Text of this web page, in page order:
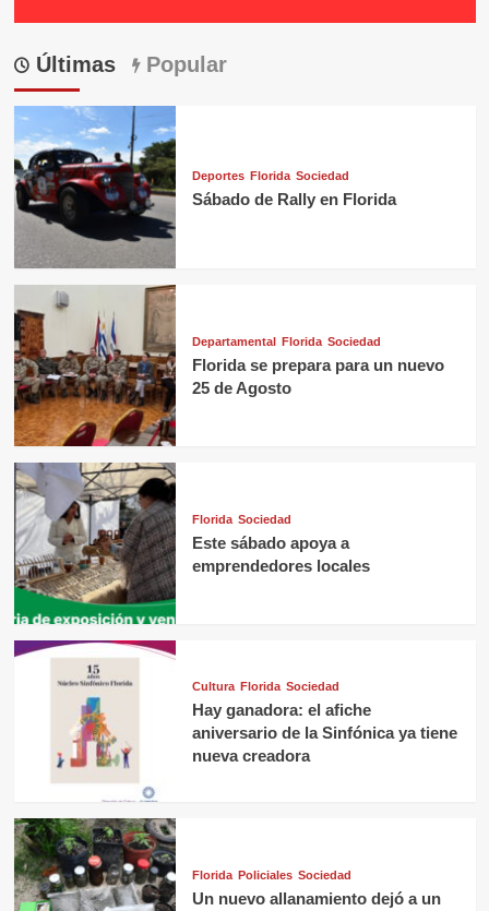
Últimas Popular
Deportes Florida Sociedad
Sábado de Rally en Florida
Departamental Florida Sociedad
Florida se prepara para un nuevo
25 de Agosto
Florida Sociedad
Este sábado apoya a
emprendedores locales
Cultura Florida Sociedad
Hay ganadora: el afiche
aniversario de la Sinfónica ya tiene
nueva creadora
Florida Policiales Sociedad
Un nuevo allanamiento dejó a un